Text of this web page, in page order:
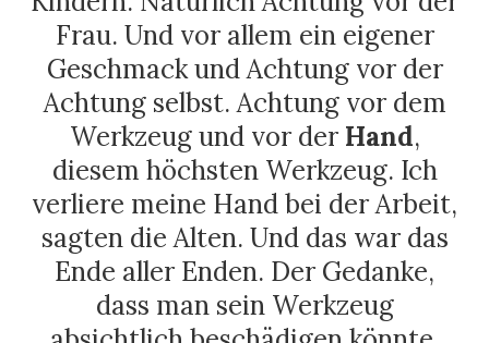
Frau. Und vor allem ein eigener
Geschmack und Achtung vor der
Achtung selbst. Achtung vor dem
Werkzeug und vor der Hand,
diesem höchsten Werkzeug. Ich
verliere meine Hand bei der Arbeit,
sagten die Alten. Und das war das
Ende aller Enden. Der Gedanke,
dass man sein Werkzeug